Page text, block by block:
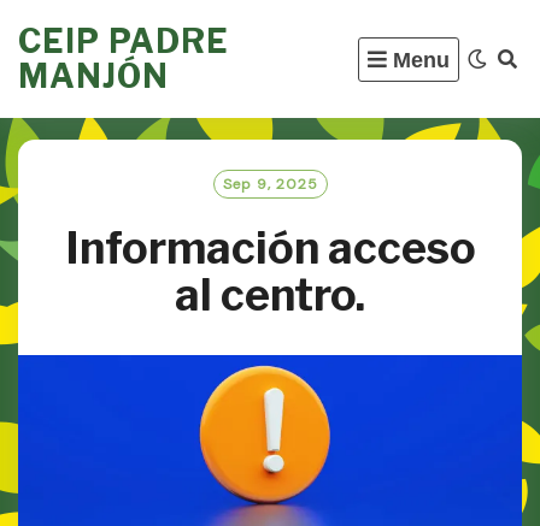
to
content
CEIP PADRE
MANJÓN
Menu
Sep 9, 2025
Información acceso
al centro.